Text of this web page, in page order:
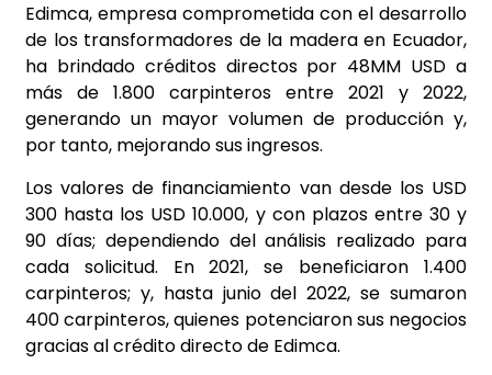
Edimca, empresa comprometida con el desarrollo
de los transformadores de la madera en Ecuador,
ha brindado créditos directos por 48MM USD a
más de 1.800 carpinteros entre 2021 y 2022,
generando un mayor volumen de producción y,
por tanto, mejorando sus ingresos.
Los valores de financiamiento van desde los USD
300 hasta los USD 10.000, y con plazos entre 30 y
90 días; dependiendo del análisis realizado para
cada solicitud. En 2021, se beneficiaron 1.400
carpinteros; y, hasta junio del 2022, se sumaron
400 carpinteros, quienes potenciaron sus negocios
gracias al crédito directo de Edimca.